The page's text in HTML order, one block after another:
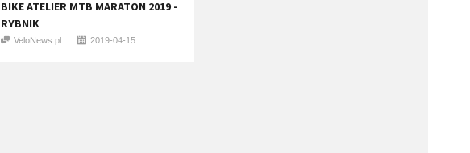
BIKE ATELIER MTB MARATON 2019 -
RYBNIK
VeloNews.pl 2019-04-15